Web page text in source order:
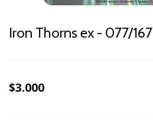
Iron Thorns ex - 077/167
$3.000